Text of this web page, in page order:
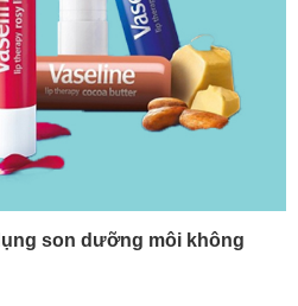
son dưỡng môi không